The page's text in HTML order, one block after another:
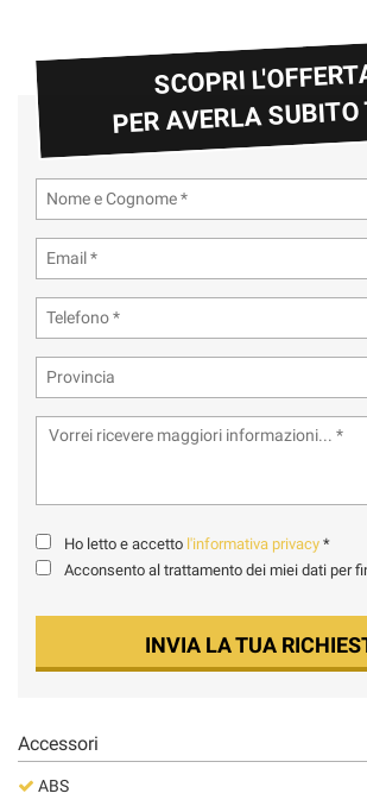
SCOPRI
PER AVERLA
Ho letto e accetto l'informativa privacy *
Acconsento al trattamento dei miei dati per
INVIA LA TUA
Accessori
ABS